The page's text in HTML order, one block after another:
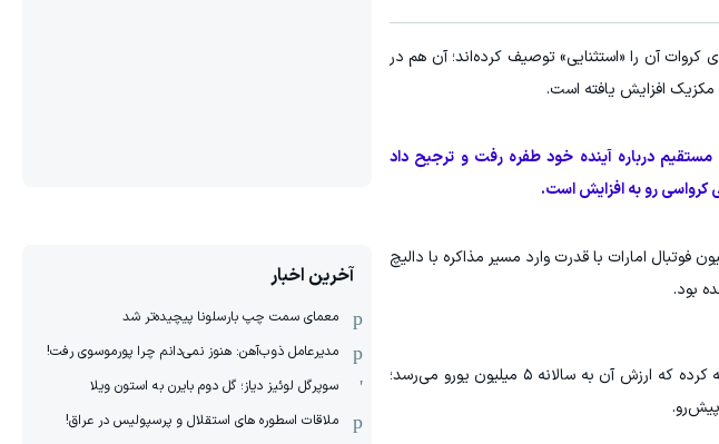
کروات آن را «استثنایی» توصیف کرده‌اند؛ آن هم در
مکزیک افزایش یافته است.
درباره آینده خود طفره رفت و ترجیح داد
کرواسی رو به افزایش است.
فوتبال امارات با قدرت وارد مسیر مذاکره با دالیچ
بود.
این روزنامه نوشت فدراسیون فوتبال امارات پیشنهادی رسمی و وسوسه‌کننده به سرمربی کروات ارائه کرده که ارزش آن به سالانه ۵ میلیون یورو می‌رسد؛
آخرین اخبار
معمای سمت چپ بارسلونا پیچیده‌تر شد
مدیرعامل ذوب‌آهن: هنوز نمی‌دانم چرا پورموسوی رفت!
سوپرگل لوئیز دیاز؛ گل دوم بایرن به استون ویلا
ملاقات اسطوره های استقلال و پرسپولیس در عراق!